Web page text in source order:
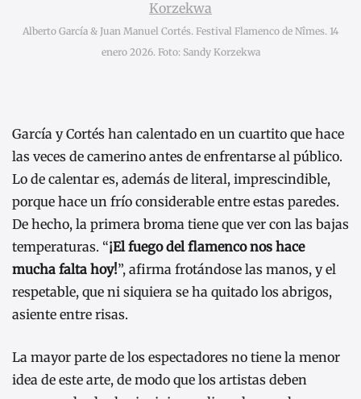
Alberto García & Juan Manuel Cortés. Festival Flamenco de Nîmes. 14
enero 2026. Foto: Sandy Korzekwa
García y Cortés han calentado en un cuartito que hace
las veces de camerino antes de enfrentarse al público.
Lo de calentar es, además de literal, imprescindible,
porque hace un frío considerable entre estas paredes.
De hecho, la primera broma tiene que ver con las bajas
temperaturas. “¡El fuego del flamenco nos hace
mucha falta hoy!”, afirma frotándose las manos, y el
respetable, que ni siquiera se ha quitado los abrigos,
asiente entre risas.
La mayor parte de los espectadores no tiene la menor
idea de este arte, de modo que los artistas deben